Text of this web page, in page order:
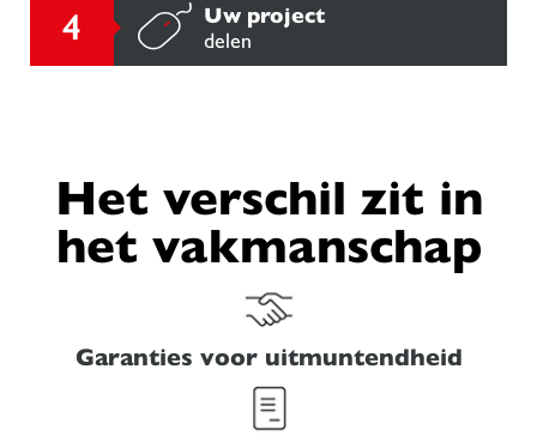
Uw project
delen
Het verschil zit in
het vakmanschap
Garanties voor uitmuntendheid